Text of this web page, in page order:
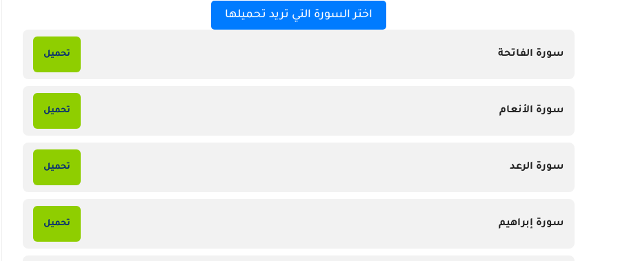
اختر السورة التي تريد تحميلها
سورة الفاتحة تحميل
سورة الأنعام تحميل
سورة الرعد تحميل
سورة إبراهيم تحميل